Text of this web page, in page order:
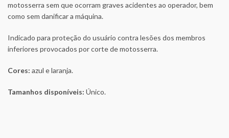
motosserra sem que ocorram graves acidentes ao operador, bem
como sem danificar a máquina.
Indicado para proteção do usuário contra lesões dos membros
inferiores provocados por corte de motosserra.
Cores: azul e laranja.
Tamanhos disponíveis: Único.